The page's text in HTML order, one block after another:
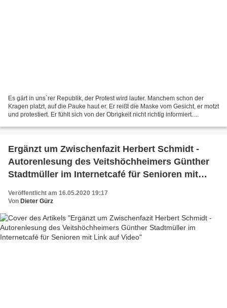
Es gärt in uns`rer Republik, der Protest wird lauter. Manchem schon der
Kragen platzt, auf die Pauke haut er. Er reißt die Maske vom Gesicht, er motzt
und protestiert. Er fühlt sich von der Obrigkeit nicht richtig informiert.
Ergänzt um Zwischenfazit Herbert Schmidt -
Autorenlesung des Veitshöchheimers Günther
Stadtmüller im Internetcafé für Senioren mit
Veröffentlicht am 16.05.2020 19:17
Von Dieter Gürz